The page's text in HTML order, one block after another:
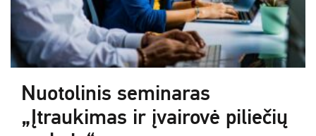
Nuotolinis seminaras
„Įtraukimas ir įvairovė piliečių